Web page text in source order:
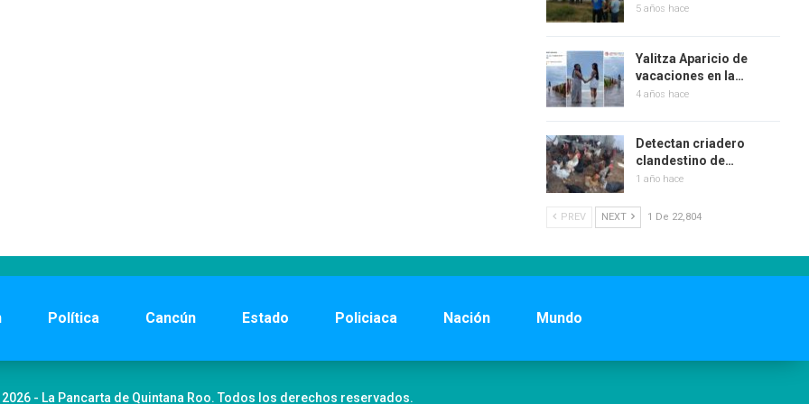
5 años hace
Yalitza Aparicio de
vacaciones en la…
4 años hace
Detectan criadero
clandestino de…
1 año hace
PREV NEXT 1 De 22,804
Política Cancún Estado Policiaca Nación Mundo
- La Pancarta de Quintana Roo. Todos los derechos reservados.